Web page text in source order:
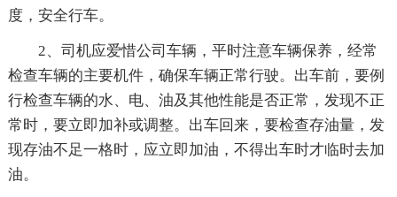
度，安全行车。
2、司机应爱惜公司车辆，平时注意车辆保养，经常
检查车辆的主要机件，确保车辆正常行驶。出车前，要例
行检查车辆的水、电、油及其他性能是否正常，发现不正
常时，要立即加补或调整。出车回来，要检查存油量，发
现存油不足一格时，应立即加油，不得出车时才临时去加
油。